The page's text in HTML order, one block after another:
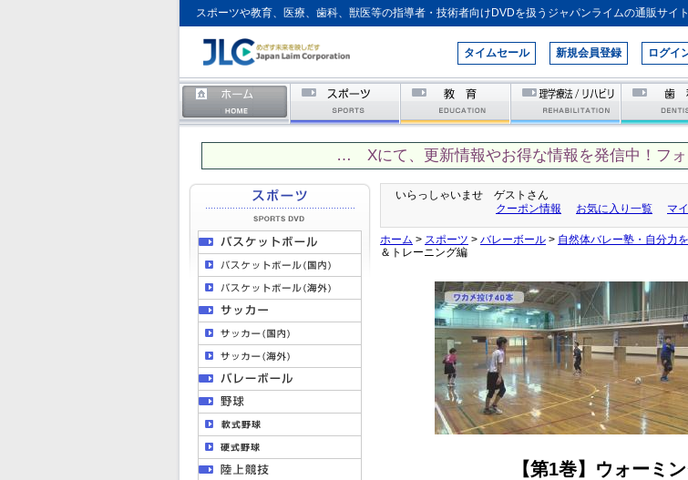
スポーツや教育、医療、歯科、獣医等の指導者・技術者向けDVDを扱うジャパンライムの通販サイト
タイムセール 新規会員登録 ログイ
… Xにて、更新情報やお得な情報を発信中！フ
いらっしゃいませ ゲストさん
クーポン情報
お気に入り一覧 マ
ホーム > スポーツ > バレーボール > 自然体バレー塾・自分力
＆トレーニング編
【第1巻】ウォーミ